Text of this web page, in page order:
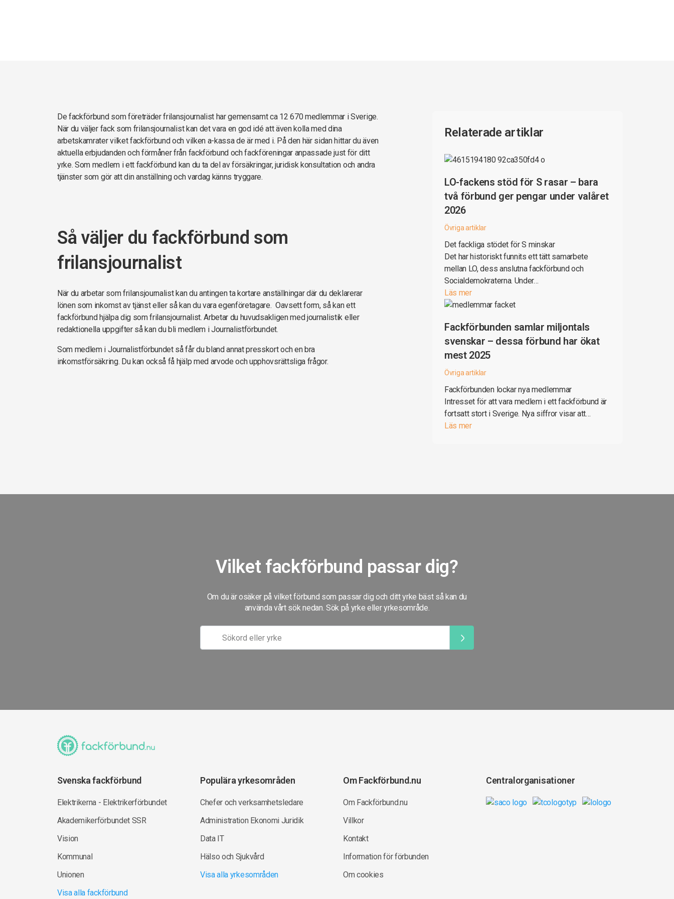
De fackförbund som företräder frilansjournalist har gemensamt ca 12 670 medlemmar i Sverige.
När du väljer fack som frilansjournalist kan det vara en god idé att även kolla med dina
arbetskamrater vilket fackförbund och vilken a-kassa de är med i. På den här sidan hittar du även
aktuella erbjudanden och förmåner från fackförbund och fackföreningar anpassade just för ditt
yrke. Som medlem i ett fackförbund kan du ta del av försäkringar, juridisk konsultation och andra
tjänster som gör att din anställning och vardag känns tryggare.
Så väljer du fackförbund som
frilansjournalist
När du arbetar som frilansjournalist kan du antingen ta kortare anställningar där du deklarerar
lönen som inkomst av tjänst eller så kan du vara egenföretagare. Oavsett form, så kan ett
fackförbund hjälpa dig som frilansjournalist. Arbetar du huvudsakligen med journalistik eller
redaktionella uppgifter så kan du bli medlem i Journalistförbundet.
Som medlem i Journalistförbundet så får du bland annat presskort och en bra
inkomstförsäkring. Du kan också få hjälp med arvode och upphovsrättsliga frågor.
Relaterade artiklar
LO-fackens stöd för S rasar – bara
två förbund ger pengar under valåret
2026
Övriga artiklar
Det fackliga stödet för S minskar
Det har historiskt funnits ett tätt samarbete
mellan LO, dess anslutna fackförbund och
Socialdemokraterna. Under…
Läs mer
Fackförbunden samlar miljontals
svenskar – dessa förbund har ökat
mest 2025
Övriga artiklar
Fackförbunden lockar nya medlemmar
Intresset för att vara medlem i ett fackförbund är
fortsatt stort i Sverige. Nya siffror visar att…
Läs mer
Vilket fackförbund passar dig?
Om du är osäker på vilket förbund som passar dig och ditt yrke bäst så kan du
använda vårt sök nedan. Sök på yrke eller yrkesområde.
Svenska fackförbund
Elektrikerna - Elektrikerförbundet
Akademikerförbundet SSR
Vision
Kommunal
Unionen
Visa alla fackförbund
Populära yrkesområden
Chefer och verksamhetsledare
Administration Ekonomi Juridik
Data IT
Hälso och Sjukvård
Visa alla yrkesområden
Om Fackförbund.nu
Om Fackförbund.nu
Villkor
Kontakt
Information för förbunden
Om cookies
Centralorganisationer